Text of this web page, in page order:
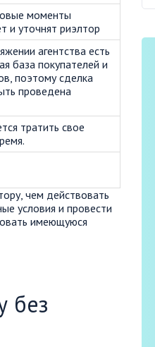
моменты
и уточнят риэлтор
агентства есть
база покупателей и
поэтому сделка
проведена
тратить свое
чем действовать
условия и провести
имеющуюся
без